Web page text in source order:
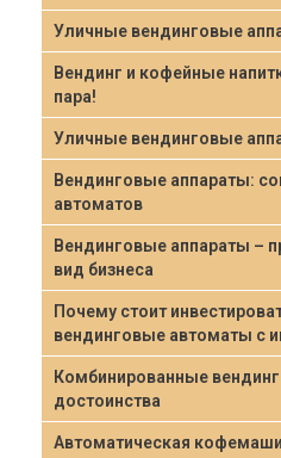
Уличные вендинговые
Вендинг и кофейные
пара!
Уличные вендинговые
Вендинговые аппараты:
автоматов
Вендинговые аппараты –
вид бизнеса
Почему стоит
вендинговые автоматы с
Комбинированные
достоинства
Автоматическая